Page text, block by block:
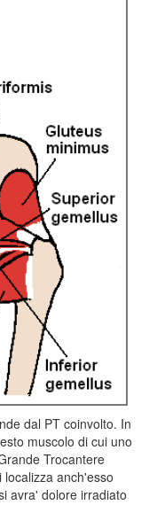
dal PT coinvolto. In
muscolo di cui uno
Trocantere
anch'esso
avra' dolore irradiato